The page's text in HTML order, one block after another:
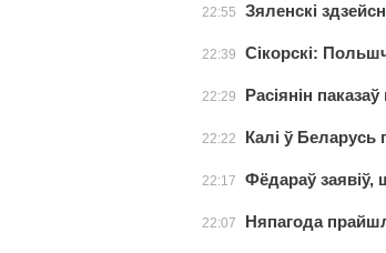
22:55 Зяленскі
22:39 Сікорскі:
22:29 Расіянін
22:22 Калі ў
22:17 Фёдараў
22:07 Няпагода